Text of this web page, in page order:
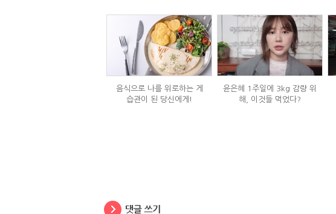
음식으로 나를 위로하는 게
습관이 된 당신에게!
윤은혜 1주일에 3kg 감량 위
해, 이것들 먹었다?